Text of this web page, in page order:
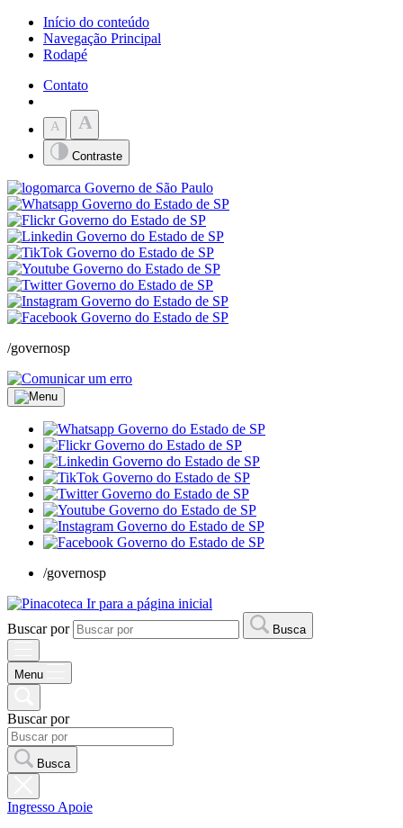
Início do conteúdo
Navegação Principal
Rodapé
Contato
A A
Contraste
/governosp
/governosp
Ir para a página inicial
Buscar por
Busca
Menu
Buscar por
Busca
Ingresso Apoie